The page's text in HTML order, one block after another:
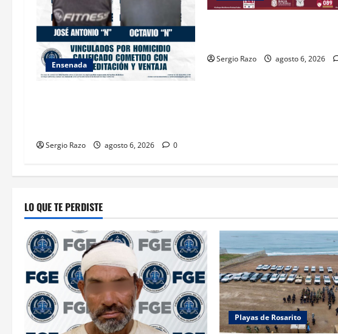
n
Ensenada
Sergio Razo agosto 6, 2026 0
Sergio Razo agosto 6, 2026
LO QUE TE PERDISTE
Playas de Rosarito